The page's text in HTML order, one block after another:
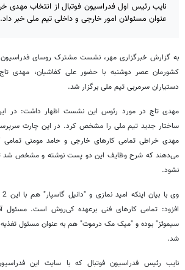
نایب رئیس اول فدراسیون فوتبال از انتخاب مهدی
عنوان مسئولان امور خارجی و داخلی تیم ملی خبر داد.
به گزارش خبرگزاری مهر، نشست مشترک روسای فدراسیون
کشورمان عصر دوشنبه با حضور علی کفاشیان، مهدی
دستیاران سرمربی تیم ملی برگزار شد.
مهدی تاج در مورد رئوس این نشست اظهار داشت: در
ساختار جدید تیم ملی را مشخص کرد. در این چارت
مهدی خراطی تمامی کارهای خارجی و حامد مومنی تمامی
می‌دهند که شرح وظایف این دو پست نوشته و مشخص شد تا
نشود.
افزود: تمامی کارهای فنی برعهده کی‌روش است. مسئول
سیموئز" بوده و "میک مک درموت" هم به عنوان مسئول
شد.
نایب رئیس فدراسیون فوتبال که با سایت این